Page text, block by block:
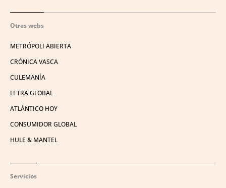
Otras webs
METRÓPOLI ABIERTA
CRÓNICA VASCA
CULEMANÍA
LETRA GLOBAL
ATLÁNTICO HOY
CONSUMIDOR GLOBAL
HULE & MANTEL
Servicios